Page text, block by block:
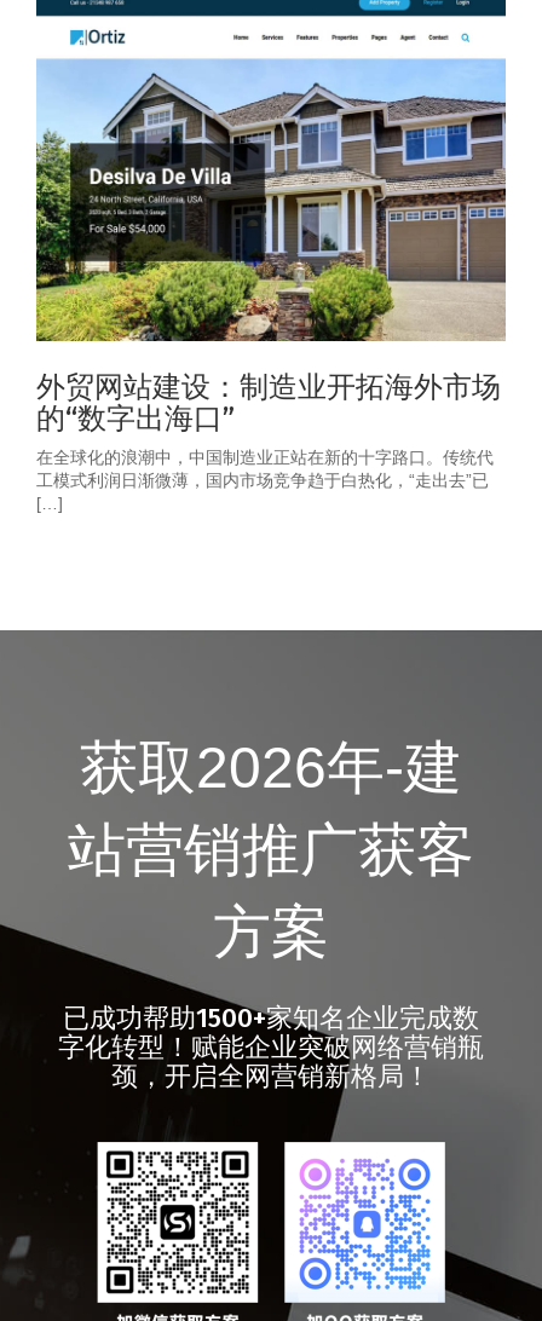
外贸网站建设：制造业开拓海外市场
的“数字出海口”
在全球化的浪潮中，中国制造业正站在新的十字路口。传统代
工模式利润日渐微薄，国内市场竞争趋于白热化，“走出去”已
[…]
获取2026年-建
站营销推广获客
方案
已成功帮助1500+家知名企业完成数
字化转型！赋能企业突破网络营销瓶
颈，开启全网营销新格局！